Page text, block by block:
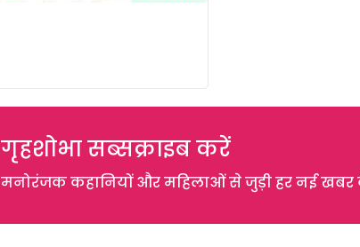
गृहशोभा सब्सक्राइब करें
मनोरंजक कहानियों और महिलाओं से जुड़ी हर नई खबर